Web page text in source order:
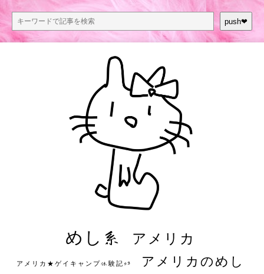
push❤︎
めし系 アメリカ
アメリカ★ゲイキャンプ体験記S3 アメリカのめし